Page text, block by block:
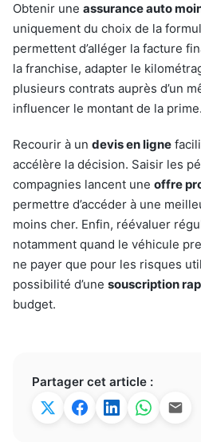
Obtenir une assurance auto
uniquement du choix de la
permettent d’alléger la facture
la franchise, adapter le
plusieurs contrats auprès d’un
influencer le montant de la prime.
Recourir à un devis en ligne
accélère la décision. Saisir les
compagnies lancent une offre
permettre d’accéder à une
moins cher. Enfin, réévaluer
notamment quand le véhicule
ne payer que pour les risques
possibilité d’une souscription
budget.
Partager cet article :